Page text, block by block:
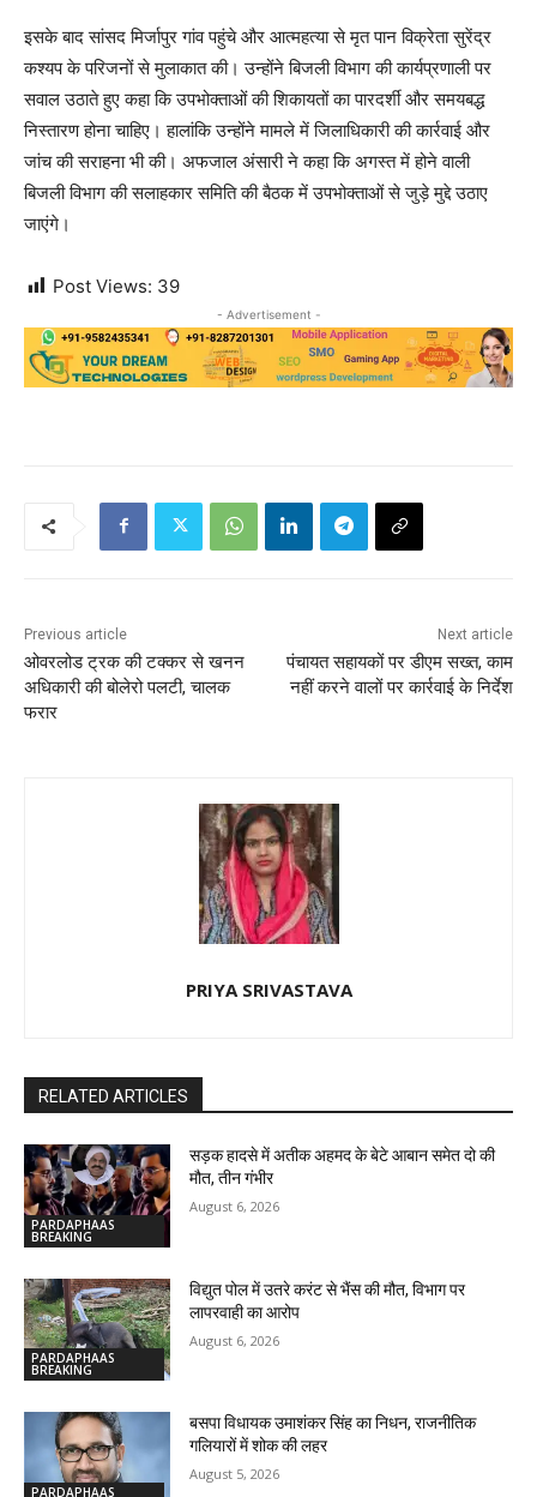
इसके बाद सांसद मिर्जापुर गांव पहुंचे और आत्महत्या से मृत पान विक्रेता सुरेंद्र
कश्यप के परिजनों से मुलाकात की। उन्होंने बिजली विभाग की कार्यप्रणाली पर
सवाल उठाते हुए कहा कि उपभोक्ताओं की शिकायतों का पारदर्शी और समयबद्ध
निस्तारण होना चाहिए। हालांकि उन्होंने मामले में जिलाधिकारी की कार्रवाई और
जांच की सराहना भी की। अफजाल अंसारी ने कहा कि अगस्त में होने वाली
बिजली विभाग की सलाहकार समिति की बैठक में उपभोक्ताओं से जुड़े मुद्दे उठाए
जाएंगे।
Post Views: 39
- Advertisement -
Previous article
ओवरलोड ट्रक की टक्कर से खनन
अधिकारी की बोलेरो पलटी, चालक
फरार
Next article
पंचायत सहायकों पर डीएम सख्त, काम
नहीं करने वालों पर कार्रवाई के निर्देश
PRIYA SRIVASTAVA
RELATED ARTICLES
PARDAPHAAS
BREAKING
सड़क हादसे में अतीक अहमद के बेटे आबान समेत दो की
मौत, तीन गंभीर
August 6, 2026
PARDAPHAAS
BREAKING
विद्युत पोल में उतरे करंट से भैंस की मौत, विभाग पर
लापरवाही का आरोप
August 6, 2026
PARDAPHAAS
बसपा विधायक उमाशंकर सिंह का निधन, राजनीतिक
गलियारों में शोक की लहर
August 5, 2026